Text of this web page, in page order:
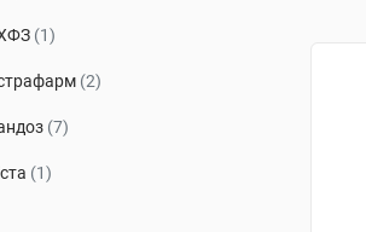
(1)
(2)
(7)
(1)